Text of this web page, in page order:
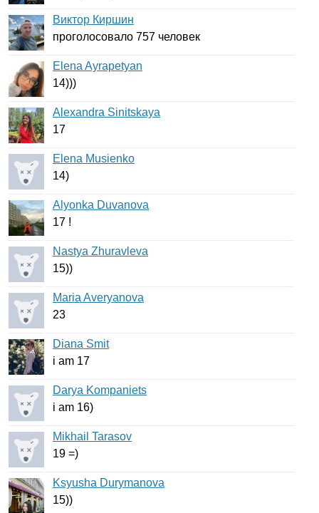
Виктор Киршин
проголосовало 757 человек
Elena Ayrapetyan
14)))
Alexandra Sinitskaya
17
Elena Musienko
14)
Alyonka Duvanova
17 !
Nastya Zhuravleva
15))
Maria Averyanova
23
Diana Smit
i am 17
Darya Kompaniets
i am 16)
Mikhail Tarasov
19 =)
Ksyusha Durymanova
15))